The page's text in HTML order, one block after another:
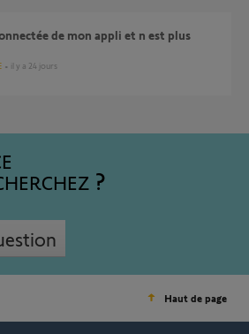
il y a 24 jours
Haut de page